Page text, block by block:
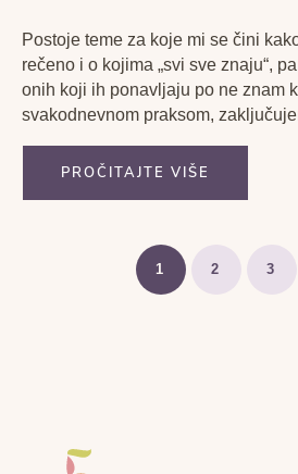
Postoje teme za koje mi se čini
rečeno i o kojima „svi sve znaju“,
onih koji ih ponavljaju po ne znam
svakodnevnom praksom,
PROČITAJTE VIŠE
1 2 3